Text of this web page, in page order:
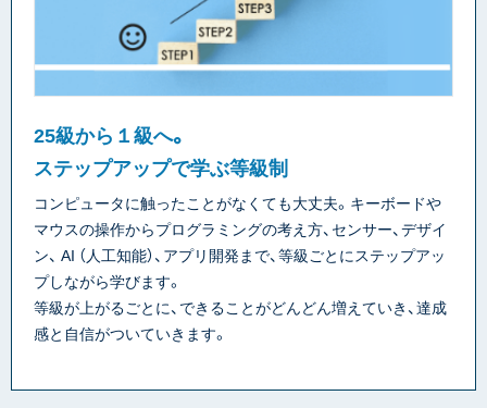
25級から１級へ。
ステップアップで学ぶ等級制
コンピュータに触ったことがなくても大丈夫。キーボードや
マウスの操作からプログラミングの考え方、センサー、デザイ
ン、 AI （人工知能）、アプリ開発まで、等級ごとにステップアッ
プしながら学びます。
等級が上がるごとに、できることがどんどん増えていき、達成
感と自信がついていきます。